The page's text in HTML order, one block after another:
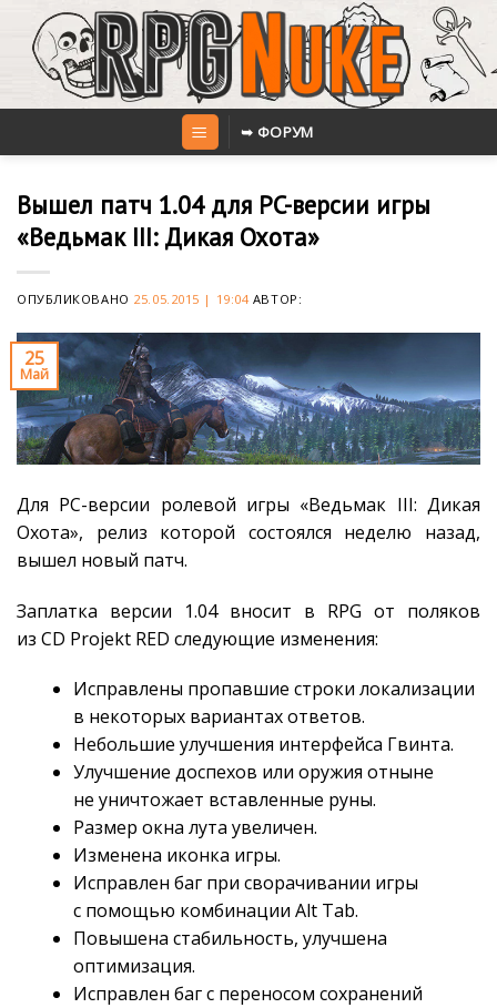
content
➥ ФОРУМ
Вышел патч 1.04 для PC-версии игры
«Ведьмак III: Дикая Охота»
ОПУБЛИКОВАНО 25.05.2015 | 19:04АВТОР:
25
Май
Для PC-версии ролевой игры «Ведьмак III: Дикая
Охота», релиз которой состоялся неделю назад,
вышел новый патч.
Заплатка версии 1.04 вносит в RPG от поляков
из CD Projekt RED следующие изменения:
Исправлены пропавшие строки локализации
в некоторых вариантах ответов.
Небольшие улучшения интерфейса Гвинта.
Улучшение доспехов или оружия отныне
не уничтожает вставленные руны.
Размер окна лута увеличен.
Изменена иконка игры.
Исправлен баг при сворачивании игры
с помощью комбинации Alt Tab.
Повышена стабильность, улучшена
оптимизация.
Исправлен баг с переносом сохранений